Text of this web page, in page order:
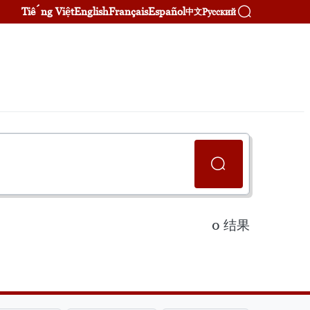
Tiếng ViệtEnglishFrançaisEspañol中文Русский
0 结果